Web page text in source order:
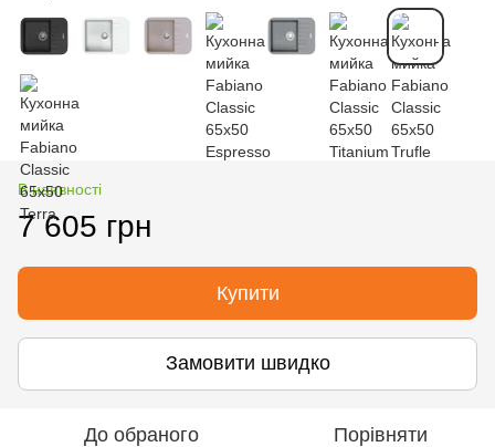
В наявності
7 605 грн
Купити
Замовити швидко
До обраного Порівняти